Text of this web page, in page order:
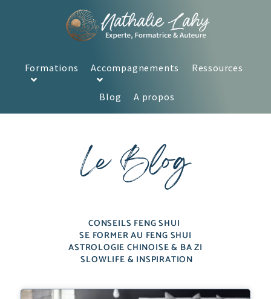
Formations Accompagnements Ressources
Blog A propos
Le Blog
CONSEILS FENG SHUI
SE FORMER AU FENG SHUI
ASTROLOGIE CHINOISE & BA ZI
SLOWLIFE & INSPIRATION